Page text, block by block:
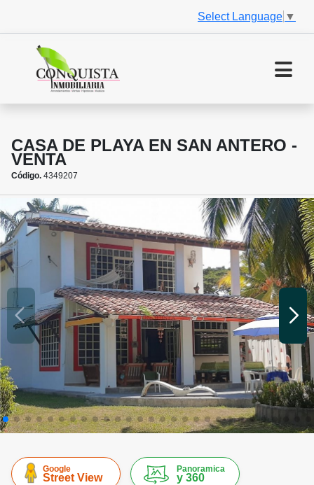
Select Language ▼
CASA DE PLAYA EN SAN ANTERO -
VENTA
Código. 4349207
Google
Street View
Panoramica
y 360